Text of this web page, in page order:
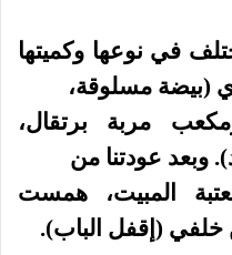
في نوعها وكميتها
(بيضة مسلوقة،
مربة برتقال،
وبعد عودتنا من
المبيت، همست
(إقفل الباب).